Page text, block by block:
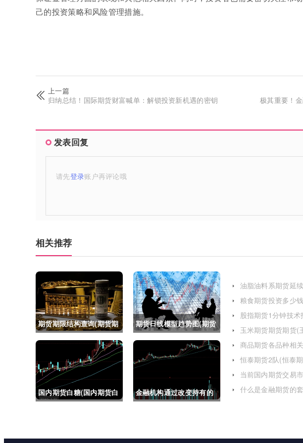
己的投资策略和风险管理措施。
上一篇
归纳总结！国际期货财富喊单：解锁投资新机遇的密钥
极其重要！
发表回复
请先登录账户再评论哦
相关推荐
期货期限结构查询(期货期
限结构)
期货日线模型趋势图(期货
日线模型趋势图怎么看)
国内期货白糖(国内期货白
金融机构通过改变持有的
油脂油料系期货延
粮食期货投资多少
股指期货1分钟技
玉米期货期货期货(
商品期货各品种相
恒泰期货2队(恒泰
当前国内期货交易
什么是金融期货的